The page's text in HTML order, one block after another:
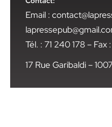
Email :
Tél. : 71 240 178 – Fax
17 Rue Garibaldi –